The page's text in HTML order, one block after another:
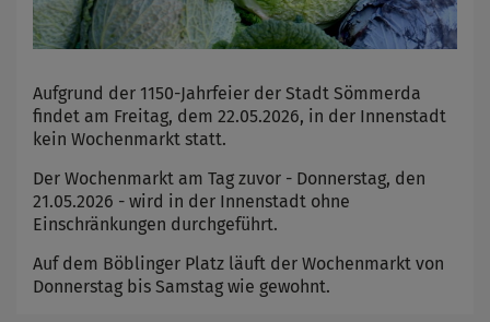
Aufgrund der 1150-Jahrfeier der Stadt Sömmerda
findet am Freitag, dem 22.05.2026, in der Innenstadt
kein Wochenmarkt statt.
Der Wochenmarkt am Tag zuvor - Donnerstag, den
21.05.2026 - wird in der Innenstadt ohne
Einschränkungen durchgeführt.
Auf dem Böblinger Platz läuft der Wochenmarkt von
Donnerstag bis Samstag wie gewohnt.